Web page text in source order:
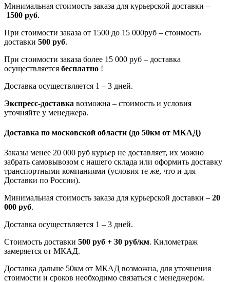
Минимальная стоимость заказа для курьерской доставки –
1500 руб.
При стоимости заказа от 1500 до 15 000руб – стоимость
доставки 500 руб.
При стоимости заказа более 15 000 руб – доставка
осуществляется бесплатно !
Доставка осуществляется 1 – 3 дней.
Экспресс-доставка возможна – стоимость и условия
уточняйте у менеджера.
Доставка по московской области (до 50км от МКАД)
Заказы менее 20 000 руб курьер не доставляет, их можно
забрать самовывозом с нашего склада или оформить доставку
транспортными компаниями (условия те же, что и для
Доставки по России).
Минимальная стоимость заказа для курьерской доставки – 20
000 руб.
Доставка осуществляется 1 – 3 дней.
Стоимость доставки 500 руб + 30 руб/км. Километраж
замеряется от МКАД.
Доставка дальше 50км от МКАД возможна, для уточнения
стоимости и сроков необходимо связаться с менеджером.